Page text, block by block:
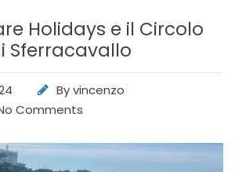
Holidays e il Circolo
Sferracavallo
Byvincenzo
Comments